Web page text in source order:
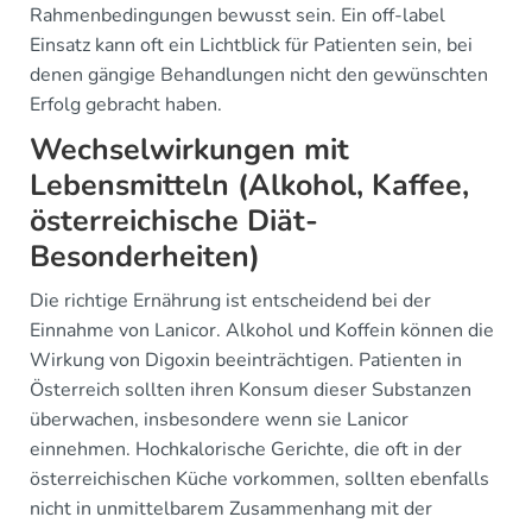
Rahmenbedingungen bewusst sein. Ein off-label
Einsatz kann oft ein Lichtblick für Patienten sein, bei
denen gängige Behandlungen nicht den gewünschten
Erfolg gebracht haben.
Wechselwirkungen mit
Lebensmitteln (Alkohol, Kaffee,
österreichische Diät-
Besonderheiten)
Die richtige Ernährung ist entscheidend bei der
Einnahme von Lanicor. Alkohol und Koffein können die
Wirkung von Digoxin beeinträchtigen. Patienten in
Österreich sollten ihren Konsum dieser Substanzen
überwachen, insbesondere wenn sie Lanicor
einnehmen. Hochkalorische Gerichte, die oft in der
österreichischen Küche vorkommen, sollten ebenfalls
nicht in unmittelbarem Zusammenhang mit der